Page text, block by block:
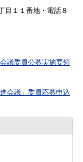
目１１番地・電話８
議委員公募実施要領
会議」委員応募申込